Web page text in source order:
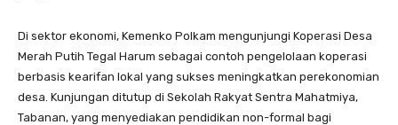
Di sektor ekonomi, Kemenko Polkam mengunjungi Koperasi Desa
Merah Putih Tegal Harum sebagai contoh pengelolaan koperasi
berbasis kearifan lokal yang sukses meningkatkan perekonomian
desa. Kunjungan ditutup di Sekolah Rakyat Sentra Mahatmiya,
Tabanan, yang menyediakan pendidikan non-formal bagi